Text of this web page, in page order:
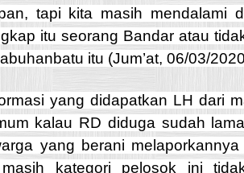
tapi kita masih mendalami
itu seorang Bandar atau
itu (Jum’at, 06/03/
yang didapatkan LH dari
kalau RD diduga sudah
yang berani
masih kategori pelosok ini